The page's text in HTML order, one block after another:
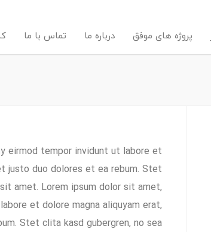
پروژه های موفق درباره ما تماس با ما
eirmod tempor invidunt ut labore et
justo duo dolores et ea rebum. Stet
amet. Lorem ipsum dolor sit amet,
et dolore magna aliquyam erat,
Stet clita kasd gubergren, no sea